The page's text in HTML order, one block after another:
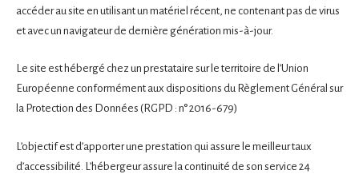
accéder au site en utilisant un matériel récent, ne contenant pas de virus
et avec un navigateur de dernière génération mis-à-jour.
Le site est hébergé chez un prestataire sur le territoire de l’Union
Européenne conformément aux dispositions du Règlement Général sur
la Protection des Données (RGPD : n° 2016-679)
L’objectif est d’apporter une prestation qui assure le meilleur taux
d’accessibilité. L’hébergeur assure la continuité de son service 24